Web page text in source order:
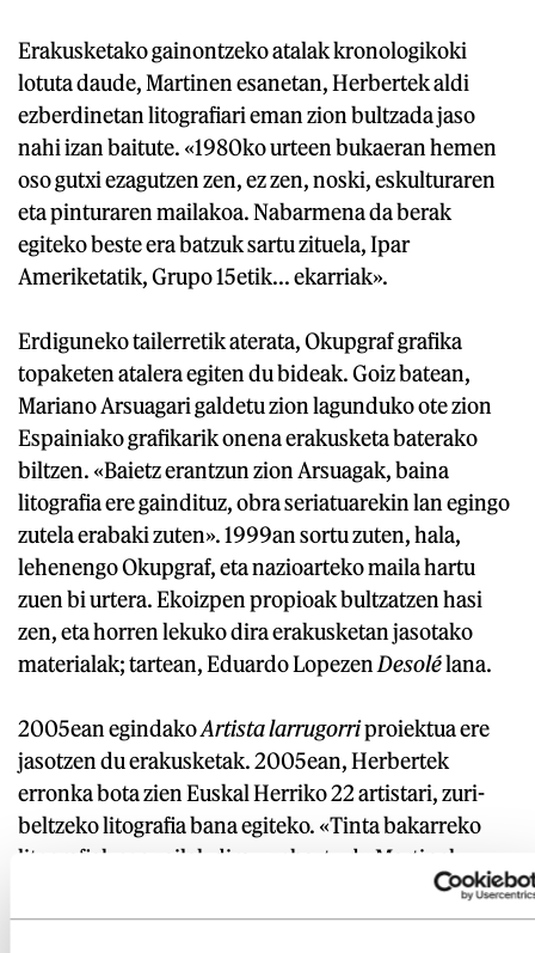
Erakusketako gainontzeko atalak kronologikoki
lotuta daude, Martinen esanetan, Herbertek aldi
ezberdinetan litografiari eman zion bultzada jaso
nahi izan baitute. «1980ko urteen bukaeran hemen
oso gutxi ezagutzen zen, ez zen, noski, eskulturaren
eta pinturaren mailakoa. Nabarmena da berak
egiteko beste era batzuk sartu zituela, Ipar
Ameriketatik, Grupo 15etik... ekarriak».
Erdiguneko tailerretik aterata, Okupgraf grafika
topaketen atalera egiten du bideak. Goiz batean,
Mariano Arsuagari galdetu zion lagunduko ote zion
Espainiako grafikarik onena erakusketa baterako
biltzen. «Baietz erantzun zion Arsuagak, baina
litografia ere gaindituz, obra seriatuarekin lan egingo
zutela erabaki zuten». 1999an sortu zuten, hala,
lehenengo Okupgraf, eta nazioarteko maila hartu
zuen bi urtera. Ekoizpen propioak bultzatzen hasi
zen, eta horren lekuko dira erakusketan jasotako
materialak; tartean, Eduardo Lopezen Desolélana.
2005ean egindakoArtista larrugorriproiektua ere
jasotzen du erakusketak. 2005ean, Herbertek
erronka bota zien Euskal Herriko 22 artistari, zuri-
beltzeko litografia bana egiteko. «Tinta bakarreko
litografiak oso zailak dira», zehaztu du Martinek,
«berak esaten zuen artista biluzik geratzen den
agertokia dela». Zumeta, Salazar, Jauregi, Goenaga